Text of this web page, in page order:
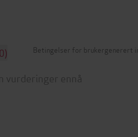
Betingelser for brukergenerert
vurderinger ennå